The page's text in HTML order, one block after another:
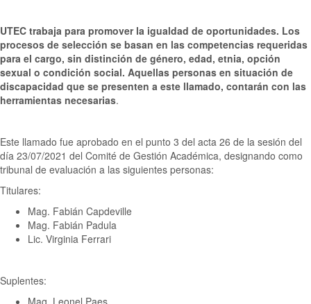
UTEC trabaja para promover la igualdad de oportunidades. Los
procesos de selección se basan en las competencias requeridas
para el cargo, sin distinción de género, edad, etnia, opción
sexual o condición social. Aquellas personas en situación de
discapacidad que se presenten a este llamado, contarán con las
herramientas necesarias.
Este llamado fue aprobado en el punto 3 del acta 26 de la sesión del
día 23/07/2021 del Comité de Gestión Académica, designando como
tribunal de evaluación a las siguientes personas:
Titulares:
Mag. Fabián Capdeville
Mag. Fabián Padula
Lic. Virginia Ferrari
Suplentes:
Mag. Leonel Paes